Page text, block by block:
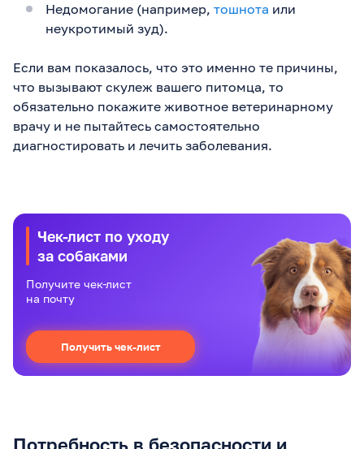
Недомогание (например, тошнота или
неукротимый зуд).
Если вам показалось, что это именно те причины,
что вызывают скулеж вашего питомца, то
обязательно покажите животное ветеринарному
врачу и не пытайтесь самостоятельно
диагностировать и лечить заболевания.
Чек-лист по уходу
за собаками
Получите чек-лист
на почту
Получить чек-лист